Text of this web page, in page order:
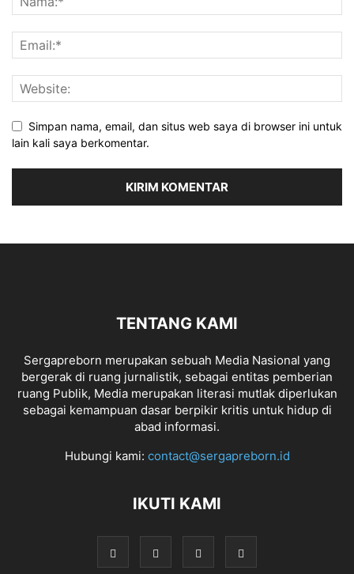
Simpan nama, email, dan situs web saya di browser ini untuk
lain kali saya berkomentar.
TENTANG KAMI
Sergapreborn merupakan sebuah Media Nasional yang
bergerak di ruang jurnalistik, sebagai entitas pemberian
ruang Publik, Media merupakan literasi mutlak diperlukan
sebagai kemampuan dasar berpikir kritis untuk hidup di
abad informasi.
Hubungi kami: contact@sergapreborn.id
IKUTI KAMI